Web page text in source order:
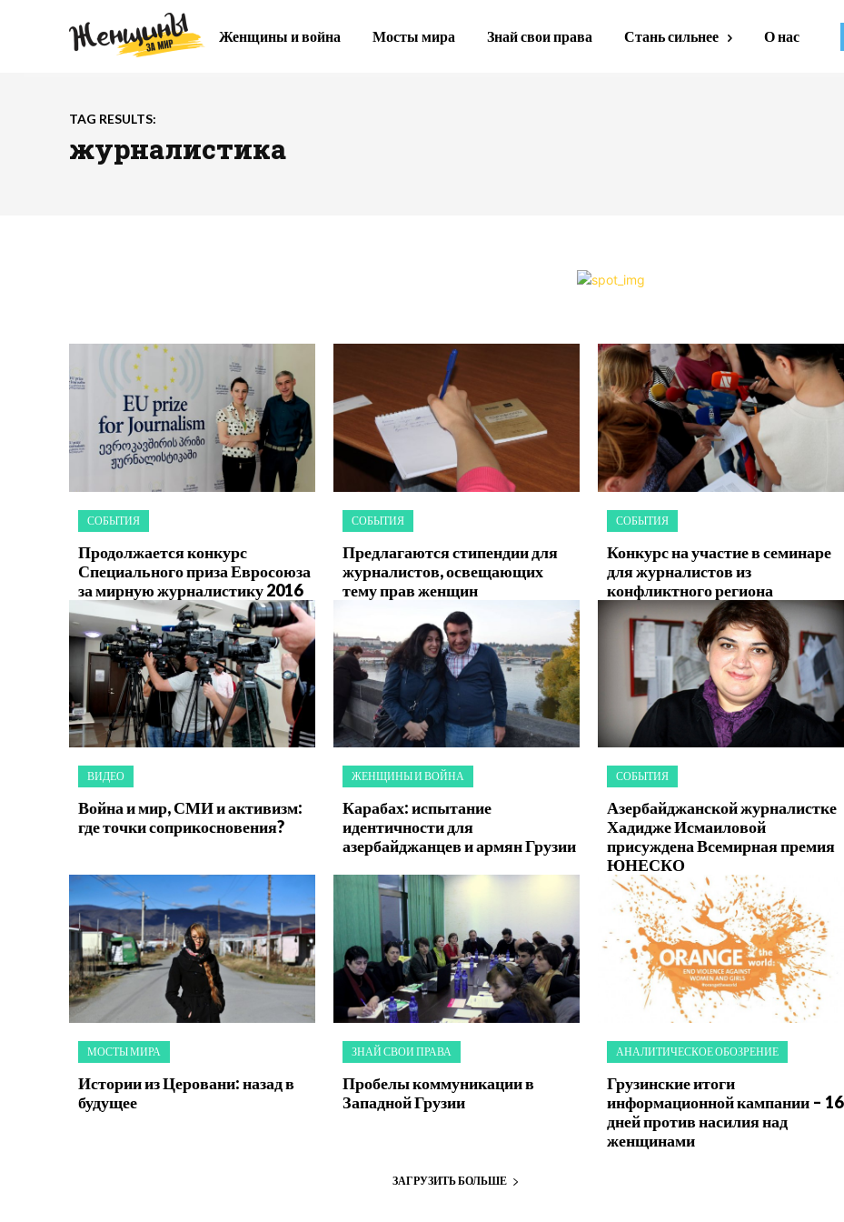
Женщины и война Мосты мира Знай свои права Стань сильнее О нас
TAG RESULTS:
журналистика
СОБЫТИЯ
Продолжается конкурс
Специального приза Евросоюза
за мирную журналистику 2016
СОБЫТИЯ
Предлагаются стипендии для
журналистов, освещающих
тему прав женщин
СОБЫТИЯ
Конкурс на участие в семинаре
для журналистов из
конфликтного региона
ВИДЕО
Война и мир, СМИ и активизм:
где точки соприкосновения?
ЖЕНЩИНЫ И ВОЙНА
Карабах: испытание
идентичности для
азербайджанцев и армян Грузии
СОБЫТИЯ
Азербайджанской журналистке
Хадидже Исмаиловой
присуждена Всемирная премия
ЮНЕСКО
МОСТЫ МИРА
Истории из Церовани: назад в
будущее
ЗНАЙ СВОИ ПРАВА
Пробелы коммуникации в
Западной Грузии
АНАЛИТИЧЕСКОЕ ОБОЗРЕНИЕ
Грузинские итоги
информационной кампании – 16
дней против насилия над
женщинами
ЗАГРУЗИТЬ БОЛЬШЕ